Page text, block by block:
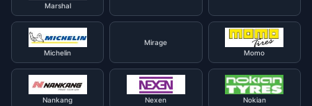
Marshal
Michelin
Mirage
Momo
Nankang Nexen Nokian